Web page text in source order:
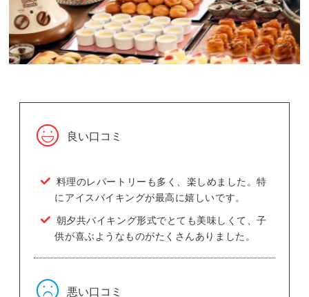
良い口コミ
料理のレパートリーも多く、楽しめました。特
にアイスバイキングが最高に嬉しいです。
朝夕共バイキング形式でとても美味しくて、子
供が喜ぶようなものがたくさんありました。
悪い口コミ